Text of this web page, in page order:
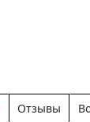
Отзывы